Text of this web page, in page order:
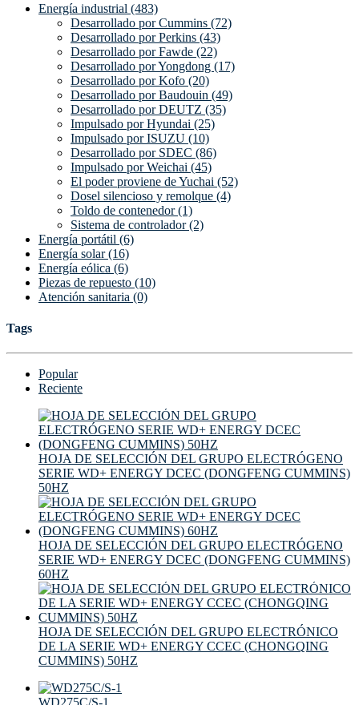
Energía industrial (483)
Desarrollado por Cummins (72)
Desarrollado por Perkins (43)
Desarrollado por Fawde (22)
Desarrollado por Yongdong (17)
Desarrollado por Kofo (20)
Desarrollado por Baudouin (49)
Desarrollado por DEUTZ (35)
Impulsado por Hyundai (25)
Impulsado por ISUZU (10)
Desarrollado por SDEC (86)
Impulsado por Weichai (45)
El poder proviene de Yuchai (52)
Dosel silencioso y remolque (4)
Toldo de contenedor (1)
Sistema de controlador (2)
Energía portátil (6)
Energía solar (16)
Energía eólica (6)
Piezas de repuesto (10)
Atención sanitaria (0)
Tags
Popular
Reciente
HOJA DE SELECCIÓN DEL GRUPO ELECTRÓGENO
SERIE WD+ ENERGY DCEC (DONGFENG CUMMINS)
50HZ
HOJA DE SELECCIÓN DEL GRUPO ELECTRÓGENO
SERIE WD+ ENERGY DCEC (DONGFENG CUMMINS)
60HZ
HOJA DE SELECCIÓN DEL GRUPO ELECTRÓNICO
DE LA SERIE WD+ ENERGY CCEC (CHONGQING
CUMMINS) 50HZ
WD275C/S-1